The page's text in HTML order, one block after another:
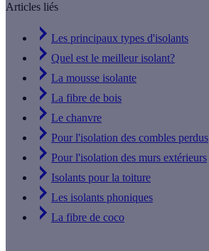
Articles liés
Les principaux types d'isolants
Quel est le meilleur isolant?
La mousse isolante
La fibre de bois
Le chanvre
Pour l'isolation des combles perdus
Pour l'isolation des murs extérieurs
Isolants pour la toiture
Les isolants phoniques
La fibre de coco